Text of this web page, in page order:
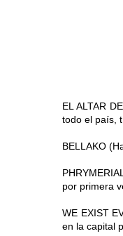
EL ALTAR
todo el país,
BELLAKO
por primera
WE EXIST
en la capital